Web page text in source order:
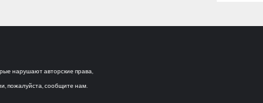
нарушают авторские права,
пожалуйста, сообщите нам.